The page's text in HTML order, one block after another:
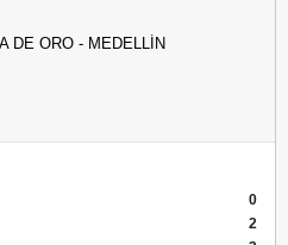
DE ORO - MEDELLÍN
0
2